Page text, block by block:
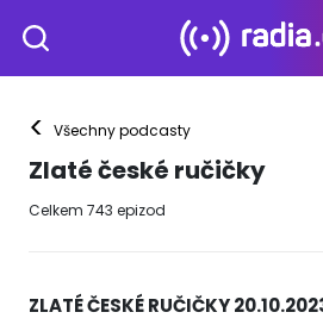
< Všechny podcasty
Zlaté české ručičky
Celkem 743 epizod
ZLATÉ ČESKÉ RUČIČKY